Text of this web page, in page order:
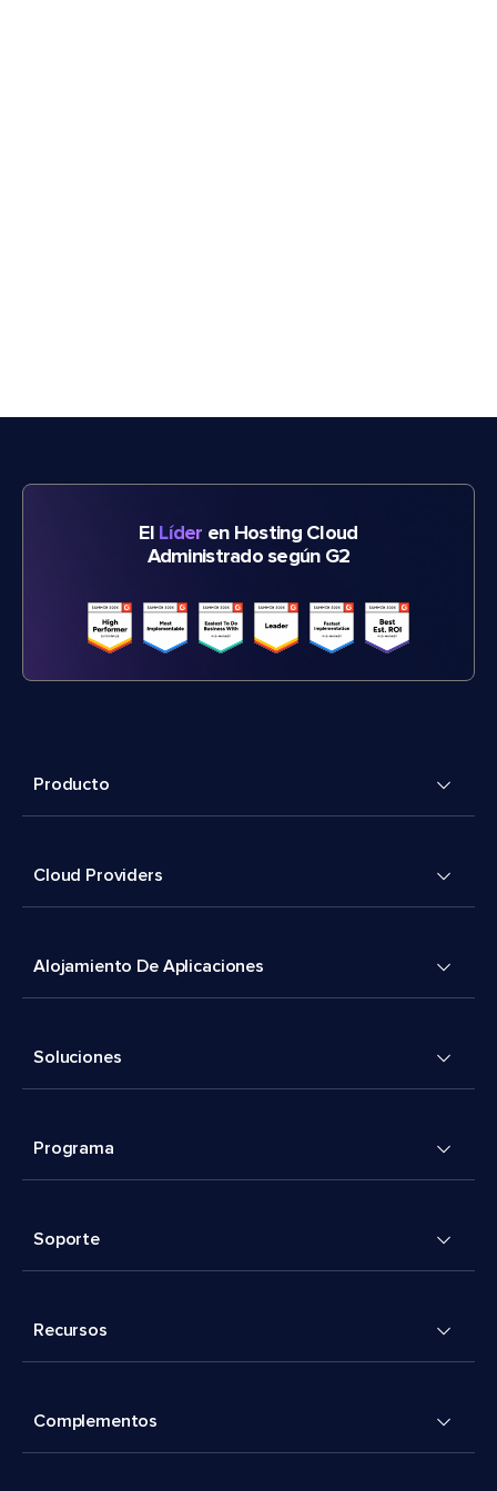
El Líder en Hosting Cloud
Administrado según G2
Producto
Cloud Providers
Alojamiento De Aplicaciones
Soluciones
Programa
Soporte
Recursos
Complementos